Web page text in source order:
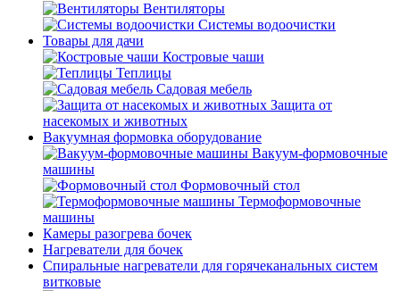
Вентиляторы
Системы водоочистки
Товары для дачи
Костровые чаши
Теплицы
Садовая мебель
Защита от
насекомых и животных
Вакуумная формовка оборудование
Вакуум-формовочные
машины
Формовочный стол
Термоформовочные
машины
Камеры разогрева бочек
Нагреватели для бочек
Спиральные нагреватели для горячеканальных систем
витковые